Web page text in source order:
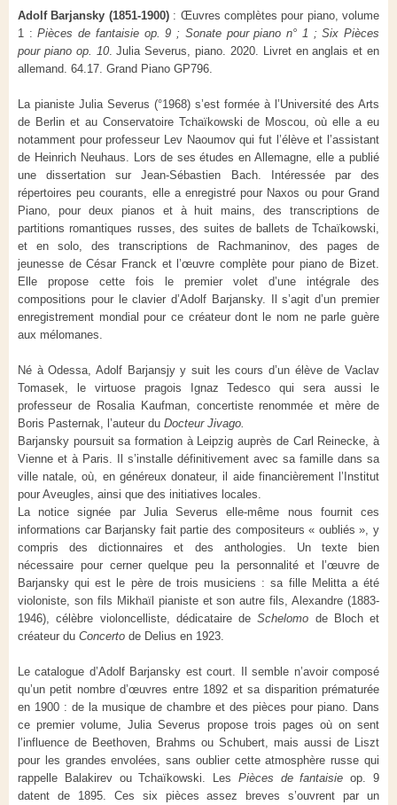
Adolf Barjansky (1851-1900): Œuvres complètes pour piano, volume
1 :Pièces de fantaisie op. 9 ; Sonate pour piano n° 1 ; Six Pièces
pour piano op. 10. Julia Severus, piano.
2020. Livret en anglais et en
allemand. 64.17. Grand Piano GP796.
La pianiste Julia Severus (°1968) s’est formée à l’Université des Arts
de Berlin et au Conservatoire Tchaïkowski de Moscou, où elle a eu
notamment pour professeur Lev Naoumov qui fut l’élève et l’assistant
de Heinrich Neuhaus. Lors de ses études en Allemagne, elle a publié
une dissertation sur Jean-Sébastien Bach. Intéressée par des
répertoires peu courants, elle a enregistré pour Naxos ou pour Grand
Piano, pour deux pianos et à huit mains, des transcriptions de
partitions romantiques russes, des suites de ballets de Tchaïkowski,
et en solo, des transcriptions de Rachmaninov, des pages de
jeunesse de César Franck et l’œuvre complète pour piano de Bizet.
Elle propose cette fois le premier volet d’une intégrale des
compositions pour le clavier d’Adolf Barjansky. Il s’agit d’un premier
enregistrement mondial pour ce créateur dont le nom ne parle guère
aux mélomanes.
Né à Odessa, Adolf Barjansjy y suit les cours d’un élève de Vaclav
Tomasek, le virtuose pragois Ignaz Tedesco qui sera aussi le
professeur de Rosalia Kaufman, concertiste renommée et mère de
Boris Pasternak, l’auteur du Docteur Jivago.
Barjansky poursuit sa formation à Leipzig auprès de Carl Reinecke, à
Vienne et à Paris. Il s’installe définitivement avec sa famille dans sa
ville natale, où, en généreux donateur, il aide financièrement l’Institut
pour Aveugles, ainsi que des initiatives locales.
La notice signée par Julia Severus elle-même nous fournit ces
informations car Barjansky fait partie des compositeurs « oubliés », y
compris des dictionnaires et des anthologies. Un texte bien
nécessaire pour cerner quelque peu la personnalité et l’œuvre de
Barjansky qui est le père de trois musiciens : sa fille Melitta a été
violoniste, son fils Mikhaïl pianiste et son autre fils, Alexandre (1883-
1946), célèbre violoncelliste, dédicataire deSchelomo de Bloch et
créateur du Concerto de Delius en 1923.
Le catalogue d’Adolf Barjansky est court. Il semble n’avoir composé
qu’un petit nombre d’œuvres entre 1892 et sa disparition prématurée
en 1900 : de la musique de chambre et des pièces pour piano. Dans
ce premier volume, Julia Severus propose trois pages où on sent
l’influence de Beethoven, Brahms ou Schubert, mais aussi de Liszt
pour les grandes envolées, sans oublier cette atmosphère russe qui
rappelle Balakirev ou Tchaïkowski. Les Pièces de fantaisieop. 9
datent de 1895. Ces six pièces assez breves s’ouvrent par un